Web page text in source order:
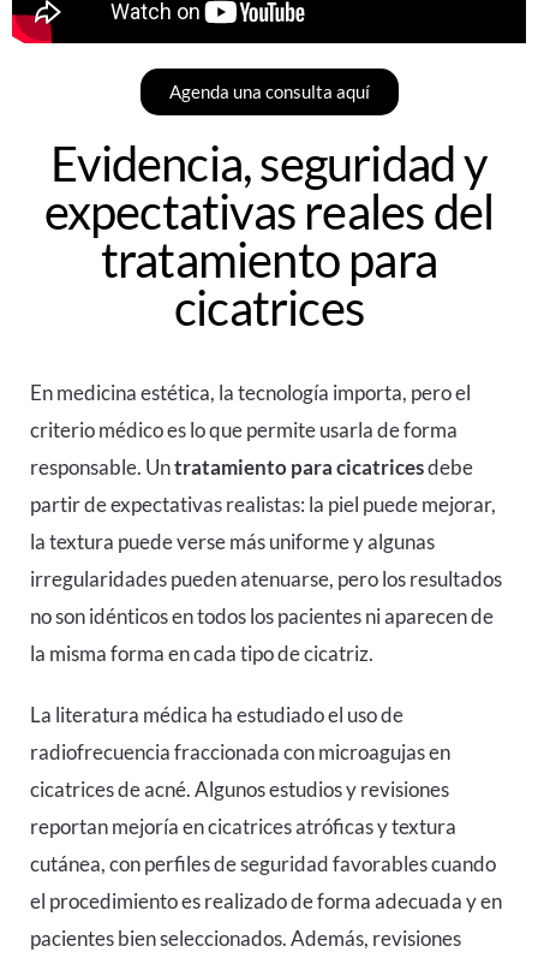
Agenda una consulta aquí
Evidencia, seguridad y
expectativas reales del
tratamiento para
cicatrices
En medicina estética, la tecnología importa, pero el
criterio médico es lo que permite usarla de forma
responsable. Untratamiento para cicatricesdebe
partir de expectativas realistas: la piel puede mejorar,
la textura puede verse más uniforme y algunas
irregularidades pueden atenuarse, pero los resultados
no son idénticos en todos los pacientes ni aparecen de
la misma forma en cada tipo de cicatriz.
La literatura médica ha estudiado el uso de
radiofrecuencia fraccionada con microagujas en
cicatrices de acné. Algunos estudios y revisiones
reportan mejoría en cicatrices atróficas y textura
cutánea, con perfiles de seguridad favorables cuando
el procedimiento es realizado de forma adecuada y en
pacientes bien seleccionados. Además, revisiones